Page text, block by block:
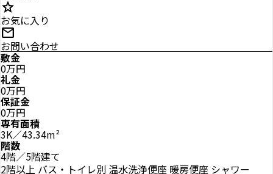
star
お気に入り
mail
お問い合わせ
敷金
0万円
礼金
0万円
保証金
0万円
専有面積
3K／43.34m²
階数
4階／5階建て
2階以上 バス・トイレ別 温水洗浄便座 暖房便座 シャワー